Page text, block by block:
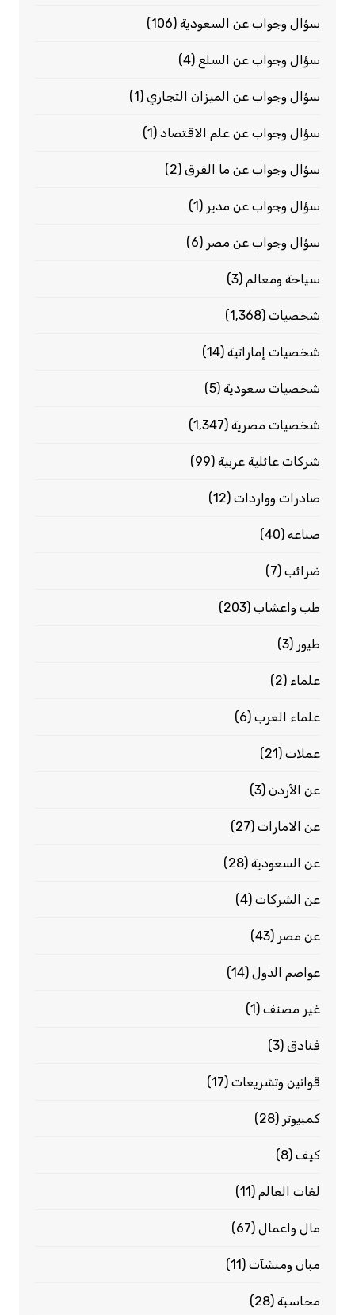
سؤال وجواب عن السعودية(106)
سؤال وجواب عن السلع (4)
سؤال وجواب عن الميزان التجاري(1)
سؤال وجواب عن علم الاقتصاد(1)
سؤال وجواب عن ما الفرق(2)
سؤال وجواب عن مدير (1)
سؤال وجواب عن مصر (6)
سياحة ومعالم (3)
شخصيات(1٬368)
شخصيات إماراتية(14)
شخصيات سعودية(5)
شخصيات مصرية(1٬347)
شركات عائلية عربية(99)
صادرات وواردات(12)
صناعه(40)
ضرائب(7)
طب واعشاب(203)
طيور (3)
علماء (2)
علماء العرب(6)
عملات(21)
عن الأردن(3)
عن الامارات(27)
عن السعودية(28)
عن الشركات(4)
عن مصر (43)
عواصم الدول(14)
غير مصنف(1)
فنادق(3)
قوانين وتشريعات(17)
كمبيوتر (28)
كيف(8)
لغات العالم (11)
مال واعمال(67)
مبان ومنشآت(11)
محاسبة(28)